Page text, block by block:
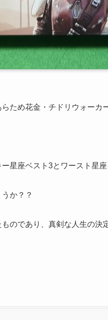
ため花金・チドリウォーカ
星座ベスト3とワースト星座
か？？
のであり、真剣な人生の決